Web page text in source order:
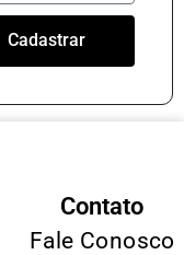
Cadastrar
Contato
Fale Conosco